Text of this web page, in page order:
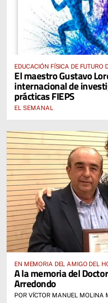
EDUCACIÓN FÍSICA DE
El maestro Gustavo
internacional de
prácticas FIEPS
EL SEMANAL
EN MEMORIA DEL AMIGO DEL
A la memoria del Doctor Manuel Bujaldón
Arredondo
POR VÍCTOR MANUEL MOLINA